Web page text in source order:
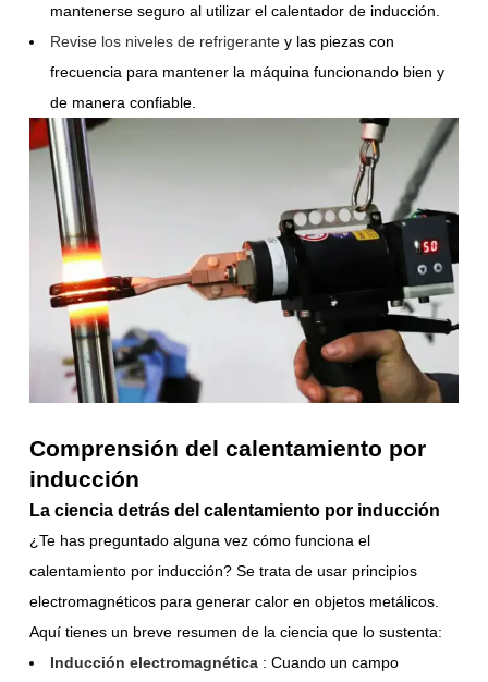
mantenerse seguro al utilizar el calentador de inducción.
Revise los niveles de refrigerante y las piezas con
frecuencia para mantener la máquina funcionando bien y
de manera confiable.
Comprensión del calentamiento por
inducción
La ciencia detrás del calentamiento por inducción
¿Te has preguntado alguna vez cómo funciona el
calentamiento por inducción? Se trata de usar principios
electromagnéticos para generar calor en objetos metálicos.
Aquí tienes un breve resumen de la ciencia que lo sustenta:
Inducción electromagnética : Cuando un campo